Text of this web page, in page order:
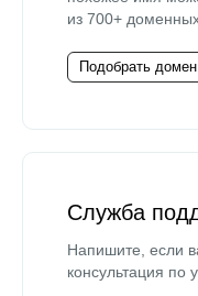
из 700+ доменных
Подобрать домен
Служба
Напишите, если
консультация по